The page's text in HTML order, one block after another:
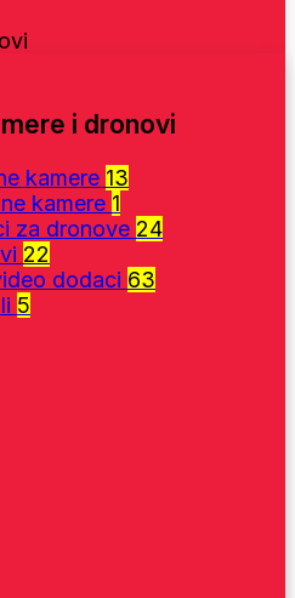
i dronovi
kamere 13
kamere 1
za dronove 24
22
dodaci 63
5